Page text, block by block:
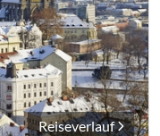
Reiseverlauf